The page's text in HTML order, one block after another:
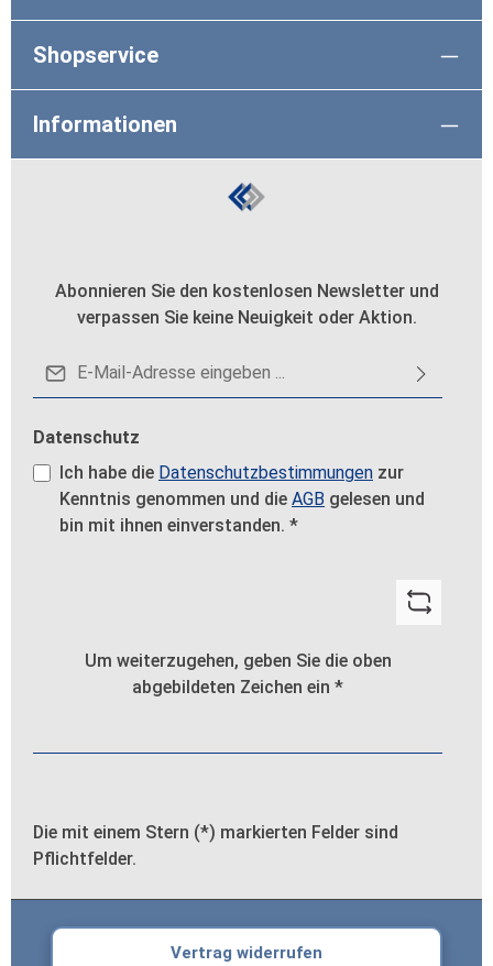
Shopservice
Informationen
Abonnieren Sie den kostenlosen Newsletter und
verpassen Sie keine Neuigkeit oder Aktion.
Datenschutz
Ich habe die Datenschutzbestimmungen zur
Kenntnis genommen und die AGB gelesen und
bin mit ihnen einverstanden. *
Um weiterzugehen, geben Sie die oben
abgebildeten Zeichen ein *
Die mit einem Stern (*) markierten Felder sind
Pflichtfelder.
Vertrag widerrufen